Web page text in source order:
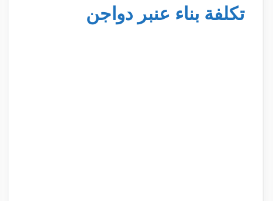
تكلفة بناء عنبر دواجن